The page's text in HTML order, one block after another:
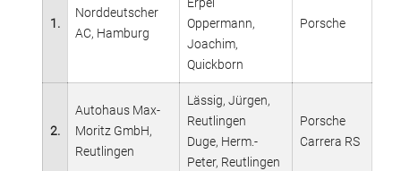
1.
Norddeutscher
AC, Hamburg
Erpel
Oppermann,
Joachim,
Quickborn
Porsche
2.
Autohaus Max-
Moritz GmbH,
Reutlingen
Lässig, Jürgen,
Reutlingen
Duge, Herm.-
Peter, Reutlingen
Porsche
Carrera RS